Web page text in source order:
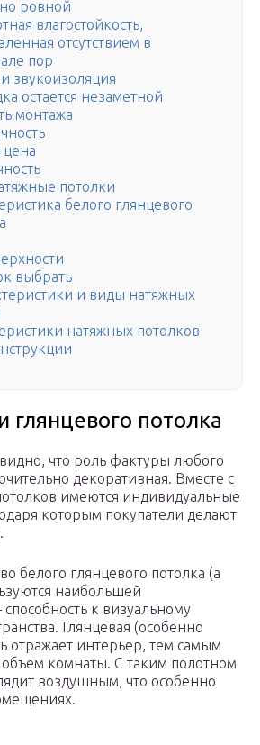
ровной
влагостойкость,
отсутствием в
пор
звукоизоляция
остается незаметной
монтажа
цена
потолки
белого глянцевого
выбрать
и виды натяжных
натяжных потолков
глянцевого потолка
что роль фактуры любого
декоративная. Вместе с
имеются индивидуальные
которым покупатели делают
белого глянцевого потолка (а
наибольшей
к визуальному
Глянцевая (особенно
отражает интерьер, тем самым
комнаты. С таким полотном
воздушным, что особенно